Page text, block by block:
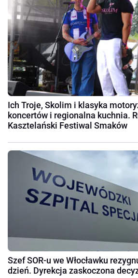
Ich Troje, Skolim i klasyka
koncertów i regionalna kuchnia.
Kasztelański Festiwal Smaków
Szef SOR-u we Włocławku
dzień. Dyrekcja zaskoczona